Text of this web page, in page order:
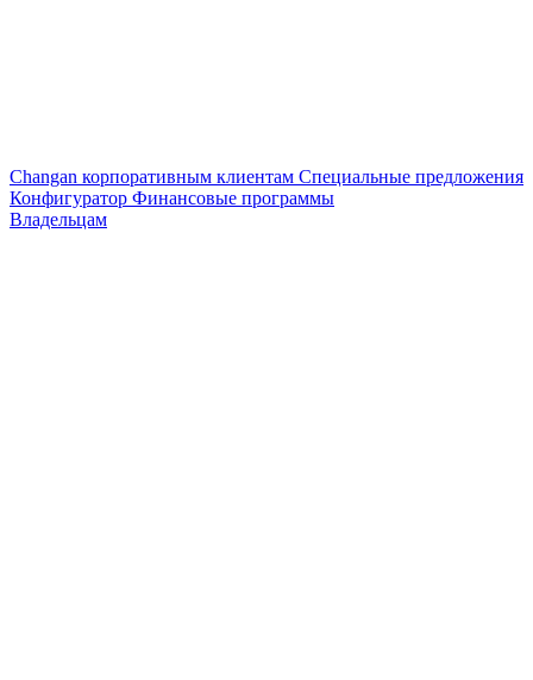
Changan корпоративным клиентам Специальные предложения
Конфигуратор Финансовые программы
Владельцам